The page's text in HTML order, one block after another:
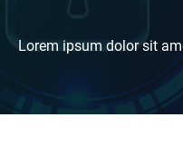
Lorem ipsum dolor sit